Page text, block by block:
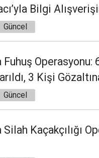
Bilgi
Güncel
Fuhuş Operasyonu:
3 Kişi
Güncel
Silah Kaçakçılığı